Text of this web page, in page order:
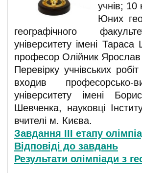
учнів; 10
Юних
географічного
університету імені
професор Олійник Ярослав
Перевірку учнівських
входив професорсько-
університету імені
Шевченка, науковці
вчителі м. Києва.
Завдання ІІІ етапу
Відповіді до завдань
Результати олімпіади з